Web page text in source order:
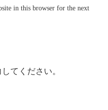
in this browser for the next
てください。